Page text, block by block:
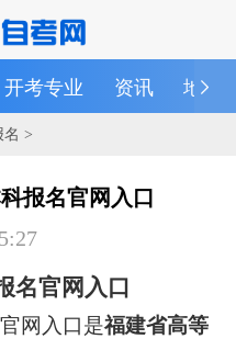
开考专业 资讯 地区
名 >
报名官网入口
名官网入口
网入口是福建省高等